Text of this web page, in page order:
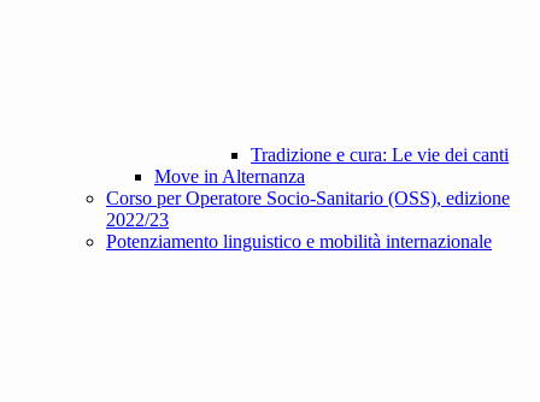
Tradizione e cura: Le vie dei canti
Move in Alternanza
Corso per Operatore Socio-Sanitario (OSS), edizione
2022/23
Potenziamento linguistico e mobilità internazionale